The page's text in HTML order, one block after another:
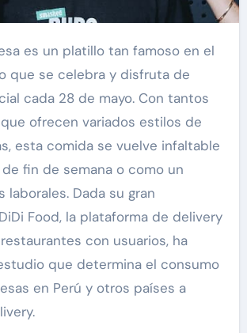
que se celebra y disfruta de
cada 28 de mayo. Con tantos
ofrecen variados estilos de
esta comida se vuelve infaltable
fin de semana o como un
laborales. Dada su gran
Food, la plataforma de delivery
con usuarios, ha
que determina el consumo
en Perú y otros países a